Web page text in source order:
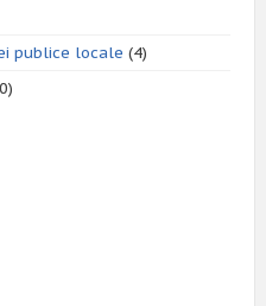
publice locale (4)